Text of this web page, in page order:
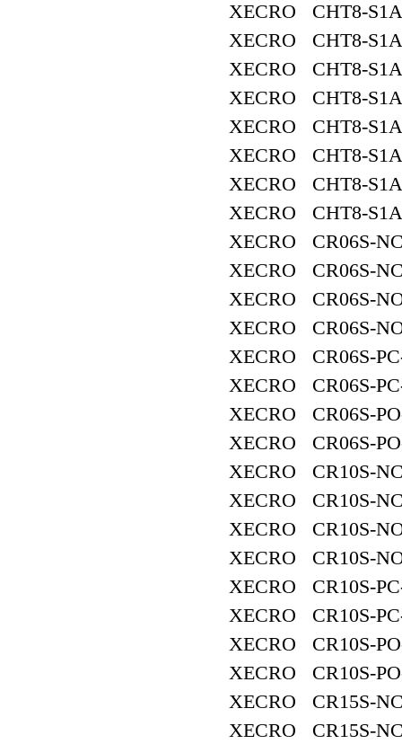
XECRO CHT8-
XECRO CHT8-
XECRO CHT8-
XECRO CHT8-
XECRO CHT8-
XECRO CHT8-
XECRO CHT8-
XECRO CHT8-
XECRO CR06S-
XECRO CR06S-
XECRO CR06S-
XECRO CR06S-
XECRO CR06S-
XECRO CR06S-
XECRO CR06S-
XECRO CR06S-
XECRO CR10S-
XECRO CR10S-
XECRO CR10S-
XECRO CR10S-
XECRO CR10S-
XECRO CR10S-
XECRO CR10S-
XECRO CR10S-
XECRO CR15S-
XECRO CR15S-